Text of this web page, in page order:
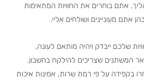
אתם בוחרים את החוויות המתאימות
אתם מעוניינים ושולחים אליי.
שלכם ייבדק ויהיה מותאם לעונה,
המשתנים שצריכים להילקח בחשבון.
בקפידה על פי רמת שרות, אמינות איכות